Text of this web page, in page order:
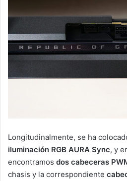
Longitudinalmente, se ha
iluminación RGB AURA Sync, y
encontramos dos cabeceras
chasis y la correspondiente